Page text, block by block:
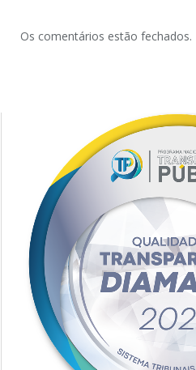
Os comentários estão fechados.